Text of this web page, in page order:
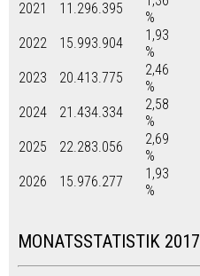
2021
11.296.395
%
2022
15.993.904
1,93
%
2023
20.413.775
2,46
%
2024
21.434.334
2,58
%
2025
22.283.056
2,69
%
2026
15.976.277
1,93
%
MONATSSTATISTIK 2017